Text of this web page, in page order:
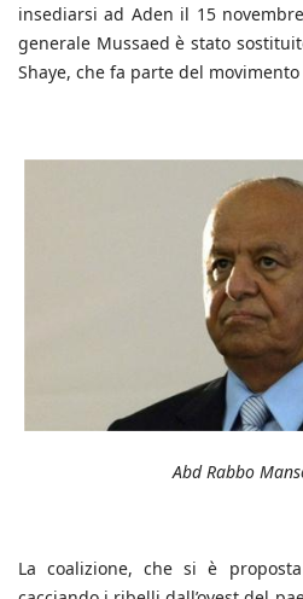
insediarsi ad Aden il 15
generale Mussaed è stato
Shaye, che fa parte del
Abd Rabbo
La coalizione, che si è